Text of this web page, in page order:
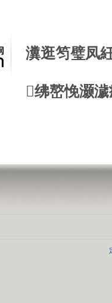
瀵逛笉璧凤
绋嶅悗灏